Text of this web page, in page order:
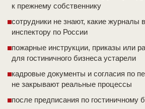
к прежнему собственнику
сотрудники не знают, какие журналы
инспектору по России
пожарные инструкции, приказы или
для гостиничного бизнеса устарели
кадровые документы и согласия по
не закрывают реальные процессы
после предписания по гостиничному